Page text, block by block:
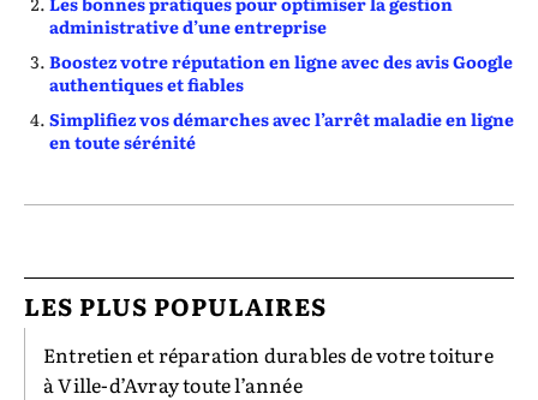
administrative d’une entreprise
Boostez votre réputation en ligne avec des avis Google
authentiques et fiables
Simplifiez vos démarches avec l’arrêt maladie en ligne
en toute sérénité
LES PLUS POPULAIRES
Entretien et réparation durables de votre toiture
à Ville-d’Avray toute l’année